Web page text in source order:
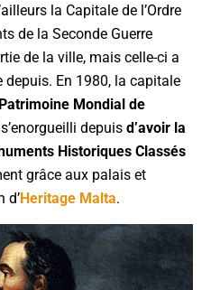
la Capitale de l’Ordre
de la Seconde Guerre
de la ville, mais celle-ci a
depuis. En 1980, la capitale
Patrimoine Mondial de
depuis d’avoir la
Historiques Classés
grâce aux palais et
d’Heritage Malta.